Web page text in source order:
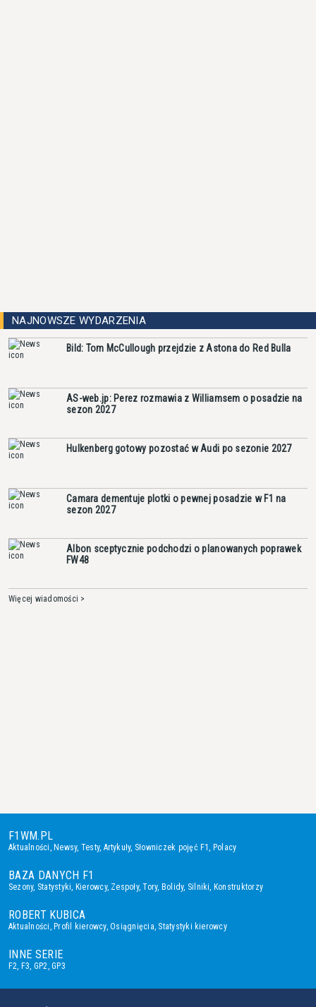
NAJNOWSZE WYDARZENIA
Bild: Tom McCullough przejdzie z Astona do Red Bulla
AS-web.jp: Perez rozmawia z Williamsem o posadzie na
sezon 2027
Hulkenberg gotowy pozostać w Audi po sezonie 2027
Camara dementuje plotki o pewnej posadzie w F1 na
sezon 2027
Albon sceptycznie podchodzi o planowanych poprawek
FW48
Więcej wiadomości >
F1WM.PL
Aktualności, Newsy, Testy, Artykuły, Słowniczek pojęć F1, Polacy
BAZA DANYCH F1
Sezony, Statystyki, Kierowcy, Zespoły,Tory, Bolidy, Silniki, Konstruktorzy
ROBERT KUBICA
Aktualności, Profil kierowcy,Osiągnięcia, Statystyki kierowcy
INNE SERIE
F2, F3, GP2,GP3